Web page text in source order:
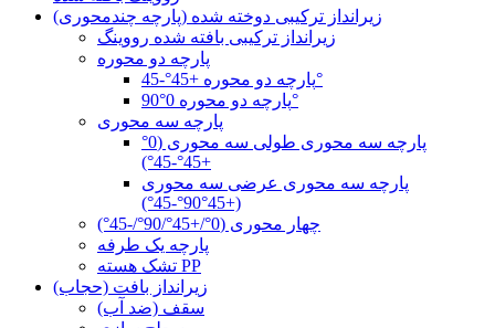
زیرانداز ترکیبی دوخته شده (پارچه چندمحوری)
زیرانداز ترکیبی بافته شده رووینگ
پارچه دو محوره
پارچه دو محوره +45°-45°
پارچه دو محوره 0°90°
پارچه سه محوری
پارچه سه محوری طولی سه محوری (0°
+45°-45°)
پارچه سه محوری عرضی سه محوری
(+45°90°-45°)
چهار محوری (0°/+45°/90°/-45°)
پارچه یک طرفه
تشک هسته PP
زیرانداز بافت (حجاب)
سقف (ضد آب)